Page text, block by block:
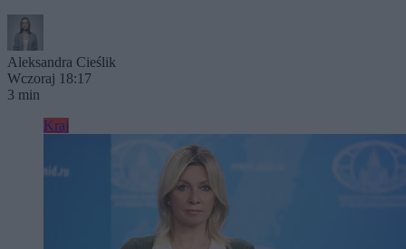
Aleksandra Cieślik
Wczoraj 18:17
3 min
Kraj